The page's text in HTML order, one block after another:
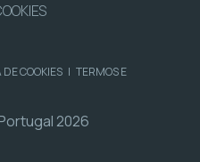
DE COOKIES | TERMOS E
2026